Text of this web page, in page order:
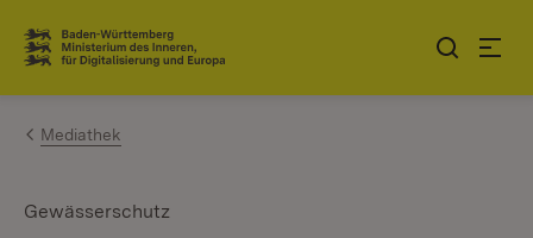
Zum Inhalt springen
Link zur Startseite
Mediathek
Gewässerschutz